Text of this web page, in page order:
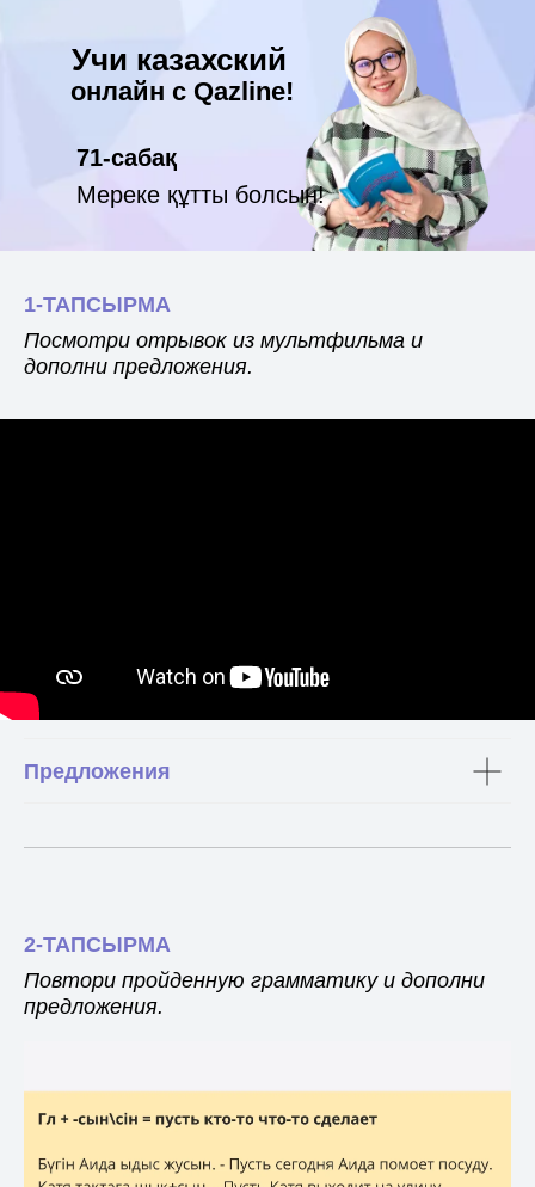
Учи казахский
онлайн с Qazline!
71-сабақ
Мереке құтты болсын!
1-ТАПСЫРМА
Посмотри отрывок из мультфильма и
дополни предложения.
Предложения
2-ТАПСЫРМА
Повтори пройденную грамматику и дополни
предложения.